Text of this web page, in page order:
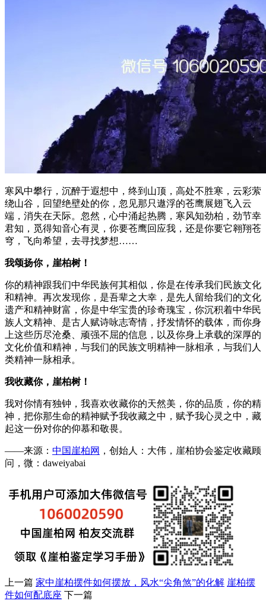
寒风中攀行，沉醉于遐想中，终到山顶，高处不胜寒，云彩萦
绕山谷，回望绝壁处的你，忽见那只遨浮的苍鹰展翅飞入云
端，消失在天际。忽然，心中涌起热腾，寒风知劲柏，劲节幸
君知，觅得知音心有灵，你要苍鹰回应我，还是你要它翱翔苍
穹，飞向希望，去寻找梦想……
我颂扬你，崖柏树！
你的精神跟我们中华民族何其相似，你是在传承我们民族文化
和精神。再次发现你，是吾辈之大幸，是先人留给我们的文化
遗产和精神财富，你是中华宝贵的珍奇瑰宝，你沉积着中华民
族人文精神、是古人赋诗咏志寄情，抒发情怀的载体，而你身
上这些历尽沧桑、顽强不屈的信息，以及你身上承载的深厚的
文化价值和精神，与我们的民族文明精神一脉相承，与我们人
类精神一脉相承。
我收藏你，崖柏树！
我对你情有独钟，我喜欢收藏你的天然美，你的品质，你的精
神，把你那生命的精神赋予我收藏之中，赋予我心灵之中，藏
起这一份对你的仰慕和敬畏。
——来源： 中国崖柏网 ，创始人：大伟，崖柏协会鉴定收藏顾
问，微：daweiyabai
上一篇 家中崖柏摆件如何摆放，风水“尖角煞”的化解 崖柏摆
件如何配底座 下一篇